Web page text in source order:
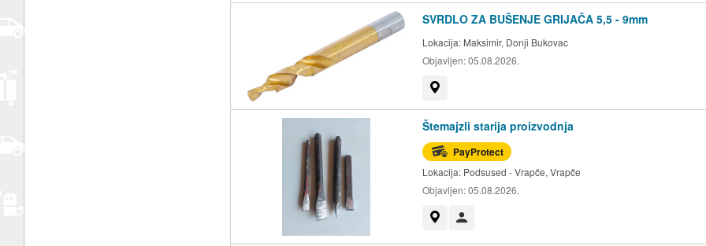
SVRDLO ZA BUŠENJE GRIJAČA 5,5 - 9mm
Lokacija: Maksimir, Donji Bukovac
Objavljen:05.08.2026.
Štemajzli starija proizvodnja
PayProtect
Lokacija: Podsused - Vrapče, Vrapče
Objavljen:05.08.2026.